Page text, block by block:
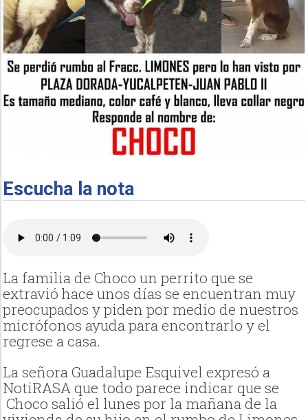
Escucha la nota
La familia de Choco un perrito que se
extravió hace unos días se encuentran muy
preocupados y piden por medio de nuestros
micrófonos ayuda para encontrarlo y el
regrese a casa.
La señora Guadalupe Esquivel expresó a
NotiRASA que todo parece indicar que se
Choco salió el lunes por la mañana de la